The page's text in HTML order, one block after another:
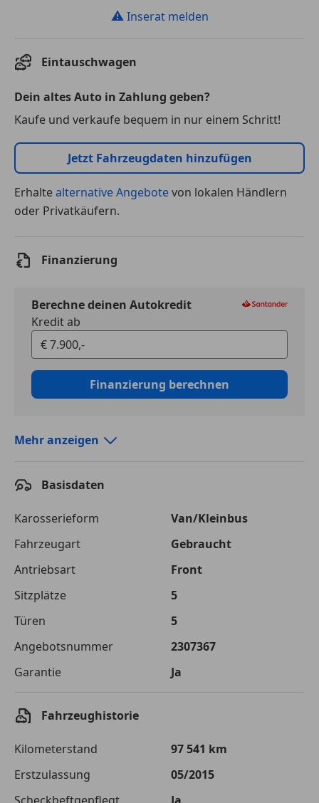
⚠ Inserat melden
Eintauschwagen
Dein altes Auto in Zahlung geben?
Kaufe und verkaufe bequem in nur einem Schritt!
Jetzt Fahrzeugdaten hinzufügen
Erhaltealternative Angebotevon lokalen Händlern
oder Privatkäufern.
Finanzierung
Berechne deinen Autokredit
Kredit ab
Finanzierung berechnen
Laufzeit
Kreditbetrag
€ 7 900,-
Zu zahlender
Gesamtbetrag
€ 12 551,-
Einberechnete Gebühren
€ 0,-
Effektivzinsatz
10,52 %
Sollzinssatz
9,99 %
Monatliche Rate
€ 104,59
typischerweise Kredite vergeben. Der Sollzinssatz ist
Gültig für Neukunden bei Online-Abschluss. Erfüllung banküblicher
Jetzt berechnen
Mehr anzeigen
Basisdaten
Karosserieform
Van/Kleinbus
Fahrzeugart
Gebraucht
Antriebsart
Front
Sitzplätze
5
Türen
5
Angebotsnummer
2307367
Garantie
Ja
Fahrzeughistorie
Kilometerstand
97 541 km
Erstzulassung
05/2015
Scheckheftgepflegt
Ja